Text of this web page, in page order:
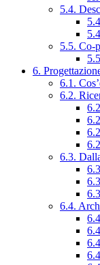
5.4.
5.5. Co-
6.
6.1.
6.2.
6.3.
6.4.